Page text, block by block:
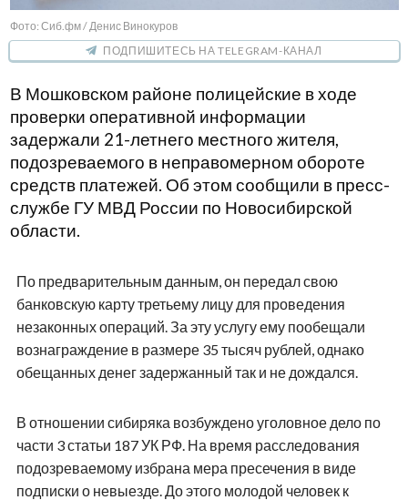
Фото: Сиб.фм / Денис Винокуров
ПОДПИШИТЕСЬ НА TELEGRAM-КАНАЛ
В Мошковском районе полицейские в ходе
проверки оперативной информации
задержали 21-летнего местного жителя,
подозреваемого в неправомерном обороте
средств платежей. Об этом сообщили в пресс-
службе ГУ МВД России по Новосибирской
области.
По предварительным данным, он передал свою
банковскую карту третьему лицу для проведения
незаконных операций. За эту услугу ему пообещали
вознаграждение в размере 35 тысяч рублей, однако
обещанных денег задержанный так и не дождался.
В отношении сибиряка возбуждено уголовное дело по
части 3 статьи 187 УК РФ. На время расследования
подозреваемому избрана мера пресечения в виде
подписки о невыезде. До этого молодой человек к